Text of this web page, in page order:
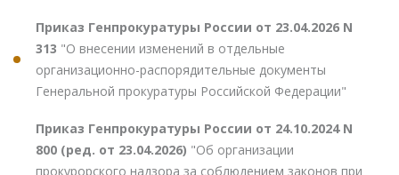
Приказ Генпрокуратуры России от 23.04.2026 N
313 "О внесении изменений в отдельные
организационно-распорядительные документы
Генеральной прокуратуры Российской Федерации"
Приказ Генпрокуратуры России от 24.10.2024 N
800 (ред. от 23.04.2026) "Об организации
прокурорского надзора за соблюдением законов при